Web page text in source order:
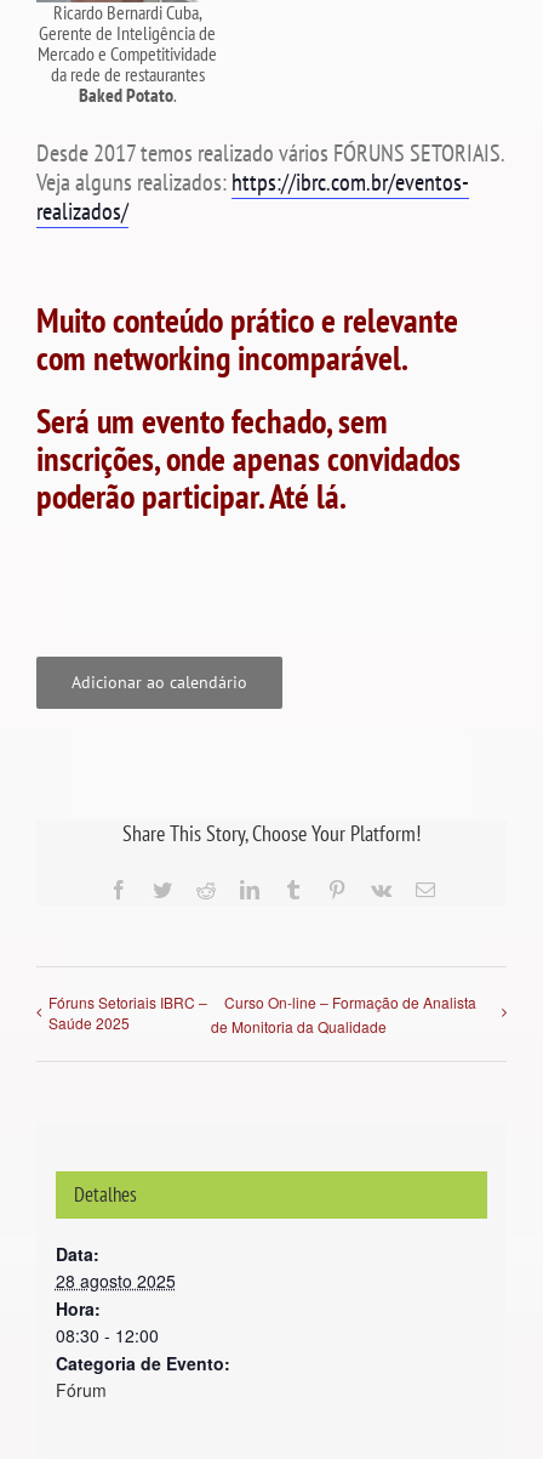
Ricardo Bernardi Cuba,
Gerente de Inteligência de
Mercado e Competitividade
da rede de restaurantes
Baked Potato.
Desde 2017 temos realizado vários FÓRUNS SETORIAIS.
Veja alguns realizados:https://ibrc.com.br/eventos-
realizados/
Muito conteúdo prático e relevante
com networking incomparável.
Será um evento fechado, sem
inscrições, onde apenas convidados
poderão participar. Até lá.
Adicionar ao calendário
Share This Story, Choose Your Platform!
Facebook
TwitterRedditLinkedInTumblr Pinterest
Vk
E-
Fóruns Setoriais IBRC –
Saúde 2025
Curso On-line – Formação de Analista
de Monitoria da Qualidade
Detalhes
Data:
28 agosto 2025
Hora:
08:30 - 12:00
Categoria de Evento:
Fórum